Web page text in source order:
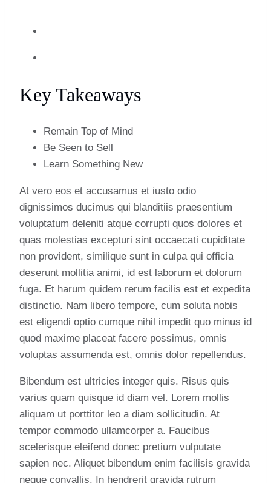
Key Takeaways
Remain Top of Mind
Be Seen to Sell
Learn Something New
At vero eos et accusamus et iusto odio
dignissimos ducimus qui blanditiis praesentium
voluptatum deleniti atque corrupti quos dolores et
quas molestias excepturi sint occaecati cupiditate
non provident, similique sunt in culpa qui officia
deserunt mollitia animi, id est laborum et dolorum
fuga. Et harum quidem rerum facilis est et expedita
distinctio. Nam libero tempore, cum soluta nobis
est eligendi optio cumque nihil impedit quo minus id
quod maxime placeat facere possimus, omnis
voluptas assumenda est, omnis dolor repellendus.
Bibendum est ultricies integer quis. Risus quis
varius quam quisque id diam vel. Lorem mollis
aliquam ut porttitor leo a diam sollicitudin. At
tempor commodo ullamcorper a. Faucibus
scelerisque eleifend donec pretium vulputate
sapien nec. Aliquet bibendum enim facilisis gravida
neque convallis. In hendrerit gravida rutrum